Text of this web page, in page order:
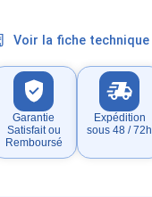
Voir la fiche technique
Garantie
Satisfait ou
Remboursé
Expédition
sous 48 / 72h